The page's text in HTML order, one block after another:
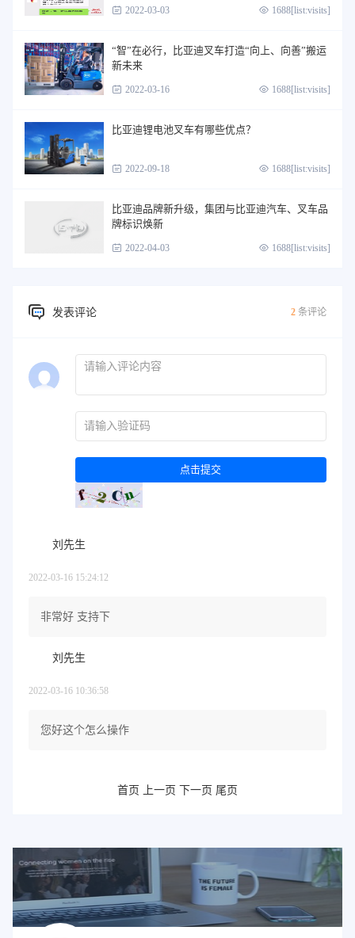
2022-03-03 1688[list:visits]
“智”在必行，比亚迪叉车打造“向上、向善”搬运
新未来
2022-03-16 1688[list:visits]
比亚迪锂电池叉车有哪些优点？
2022-09-18 1688[list:visits]
比亚迪品牌新升级，集团与比亚迪汽车、叉车品
牌标识焕新
2022-04-03 1688[list:visits]
发表评论 2 条评论
点击提交
刘先生
2022-03-16 15:24:12
非常好 支持下
刘先生
2022-03-16 10:36:58
您好这个怎么操作
首页 上一页 下一页 尾页